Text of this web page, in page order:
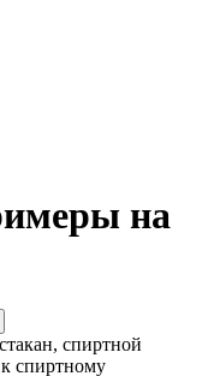
на
спиртной
спиртному